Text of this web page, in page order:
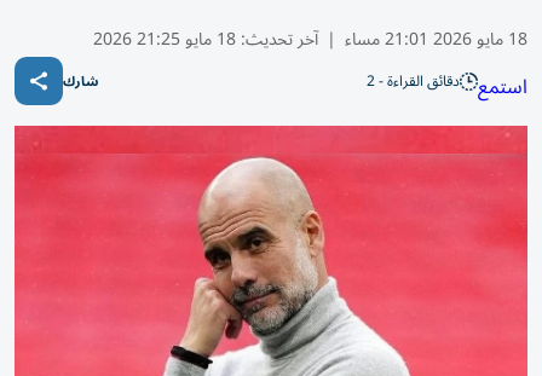
18 مايو 2026 21:01 مساء | آخر تحديث:18 مايو 21:25 2026
استمع دقائق القراءة - 2 شارك